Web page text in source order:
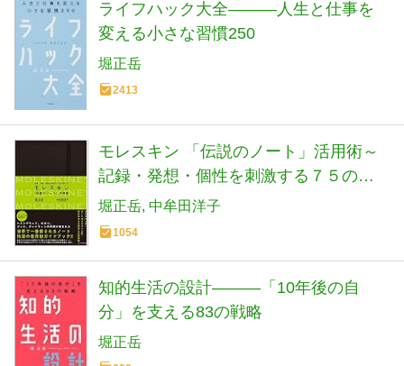
ライフハック大全―――人生と仕事を
変える小さな習慣250
堀正岳
2413
モレスキン 「伝説のノート」活用術～
記録・発想・個性を刺激する７５の使
い方
堀正岳 中牟田洋子
1054
知的生活の設計―――「10年後の自
分」を支える83の戦略
堀正岳